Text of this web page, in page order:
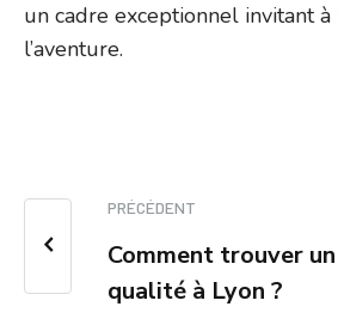
un cadre exceptionnel invitant
l’aventure.
PRÉCÉDENT
Comment trouver
qualité à Lyon ?